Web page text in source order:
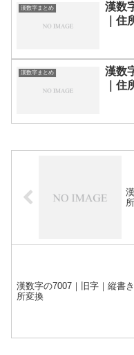
漢数字まとめ
漢数
｜住
漢数字まとめ
漢数
｜住
漢数字の7007｜旧字｜縦書
所変換